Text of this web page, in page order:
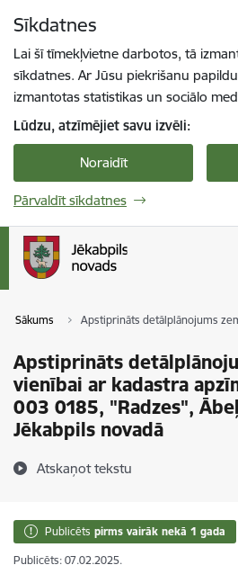
Sīkdatnes
Lai šī tīmekļvietne darbotos, tā
sīkdatnes. Ar Jūsu piekrišanu
izmantotas statistikas un sociālo
Lūdzu, atzīmējiet savu izvēli:
Noraidīt
Pārvaldīt sīkdatnes
Sākums Apstiprināts detālplānojums
Apstiprināts
vienībai ar kadastra
003 0185, "Radzes",
Jēkabpils novadā
Atskaņot tekstu
Publicēts pirms vairāk nekā 1 gada
Publicēts: 07.02.2025.